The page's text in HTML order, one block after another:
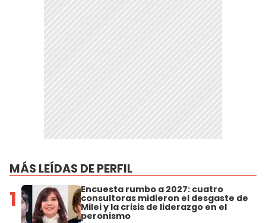
MÁS LEÍDAS DE PERFIL
1 Encuesta rumbo a 2027: cuatro
consultoras midieron el desgaste de
Milei y la crisis de liderazgo en el
peronismo